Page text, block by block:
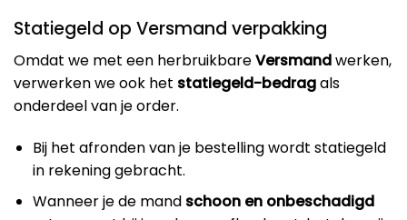
Statiegeld op Versmand verpakking
Omdat we met een herbruikbareVersmandwerken,
verwerken we ook het statiegeld-bedragals
onderdeel van je order.
Bij het afronden van je bestelling wordt statiegeld
in rekening gebracht.
Wanneer je de mand schoon en onbeschadigd